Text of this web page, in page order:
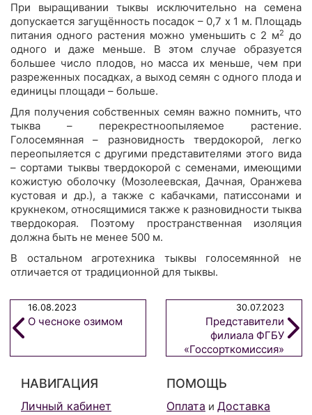
При выращивании тыквы исключительно на семена
допускается загущённость посадок – 0,7 х 1 м. Площадь
питания одного растения можно уменьшить с 2 м2 до
одного и даже меньше. В этом случае образуется
большее число плодов, но масса их меньше, чем при
разреженных посадках, а выход семян с одного плода и
единицы площади – больше.
Для получения собственных семян важно помнить, что
тыква – перекрестноопыляемое растение.
Голосемянная – разновидность твердокорой, легко
переопыляется с другими представителями этого вида
– сортами тыквы твердокорой с семенами, имеющими
кожистую оболочку (Мозолеевская, Дачная, Оранжева
кустовая и др.), а также с кабачками, патиссонами и
крукнеком, относящимися также к разновидности тыква
твердокорая. Поэтому пространственная изоляция
должна быть не менее 500 м.
В остальном агротехника тыквы голосемянной не
отличается от традиционной для тыквы.
16.08.2023
О чесноке озимом
30.07.2023
Представители
филиала ФГБУ
«Госсорткомиссия»
наших экспериментальных
НАВИГАЦИЯ
Личный кабинет
ПОМОЩЬ
Оплата и Доставка